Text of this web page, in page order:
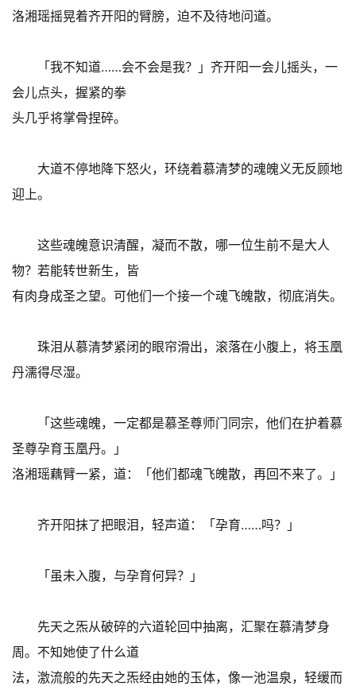
洛湘瑶摇晃着齐开阳的臂膀，迫不及待地问道。
「我不知道……会不会是我？」齐开阳一会儿摇头，一
会儿点头，握紧的拳
头几乎将掌骨捏碎。
大道不停地降下怒火，环绕着慕清梦的魂魄义无反顾地
迎上。
这些魂魄意识清醒，凝而不散，哪一位生前不是大人
物？若能转世新生，皆
有肉身成圣之望。可他们一个接一个魂飞魄散，彻底消失。
珠泪从慕清梦紧闭的眼帘滑出，滚落在小腹上，将玉凰
丹濡得尽湿。
「这些魂魄，一定都是慕圣尊师门同宗，他们在护着慕
圣尊孕育玉凰丹。」
洛湘瑶藕臂一紧，道：「他们都魂飞魄散，再回不来了。」
齐开阳抹了把眼泪，轻声道：「孕育……吗？」
「虽未入腹，与孕育何异？」
先天之炁从破碎的六道轮回中抽离，汇聚在慕清梦身
周。不知她使了什么道
法，激流般的先天之炁经由她的玉体，像一池温泉，轻缓而